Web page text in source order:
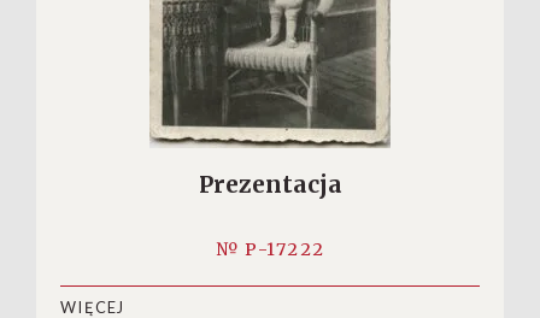
Prezentacja
№ P-17222
WIĘCEJ